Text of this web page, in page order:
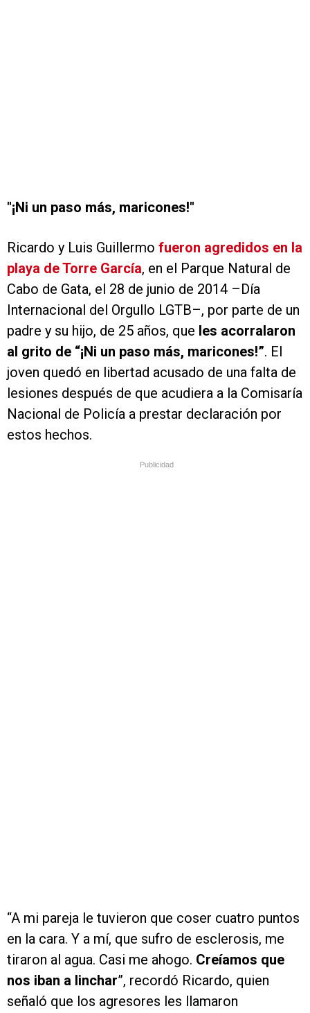
"¡Ni un paso más, maricones!"
Ricardo y Luis Guillermo fueron agredidos en la
playa de Torre García, en el Parque Natural de
Cabo de Gata, el 28 de junio de 2014 –Día
Internacional del Orgullo LGTB–, por parte de un
padre y su hijo, de 25 años, que les acorralaron
al grito de “¡Ni un paso más, maricones!”. El
joven quedó en libertad acusado de una falta de
lesiones después de que acudiera a la Comisaría
Nacional de Policía a prestar declaración por
estos hechos.
Publicidad
“A mi pareja le tuvieron que coser cuatro puntos
en la cara. Y a mí, que sufro de esclerosis, me
tiraron al agua. Casi me ahogo. Creíamos que
nos iban a linchar”, recordó Ricardo, quien
señaló que los agresores les llamaron